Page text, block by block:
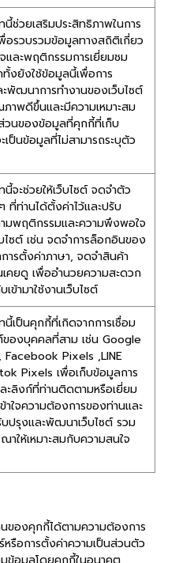
นี้ช่วยเสริมประสิทธิภาพในการ
พื่อรวบรวมข้อมูลทางสถิติเกี่ยว
และพฤติกรรมการเยี่ยมชม
ทั้งยังใช้ข้อมูลนี้เพื่อการ
พัฒนาการทำงานของเว็บไซต์
าพดีขึ้นและมีความเหมาะสม
วนของข้อมูลที่คุกกี้ที่เก็บ
เป็นข้อมูลที่ไม่สามารถระบุตัว
นี้จะช่วยให้เว็บไซต์ จดจำตัว
ที่ท่านได้ตั้งค่าไว้และปรับ
มพฤติกรรมและความพึงพอใจ
ไซต์ เช่น จดจำการล็อกอินของ
ารตั้งค่าภาษา, จดจำสินค้า
คยดู เพื่ออำนวยความสะดวก
ข้ามาใช้งานเว็บไซต์
นี้เป็นคุกกี้ที่เกิดจากการเชื่อม
ของบุคคลที่สาม เช่น Google
Pixels ,LINE
Pixels เพื่อเก็บข้อมูลการ
ละลิงก์ที่ท่านติดตามหรือเยี่ยม
าใจความต้องการของท่านและ
บปรุงและพัฒนาเว็บไซต์ รวม
าให้เหมาะสมกับความสนใจ
นของคุกกี้ได้ตามความต้องการ
หรือการตั้งค่าความเป็นส่วนตัว